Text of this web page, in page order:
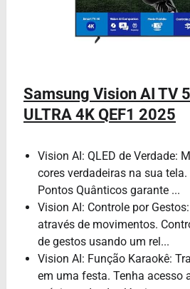
Samsung Vision AI TV
ULTRA 4K QEF1 2025
Vision AI: QLED de Verdade:
cores verdadeiras na sua
Pontos Quânticos garante ...
Vision AI: Controle por
através de movimentos.
de gestos usando um rel...
Vision AI: Função Karaokê:
em uma festa. Tenha acesso